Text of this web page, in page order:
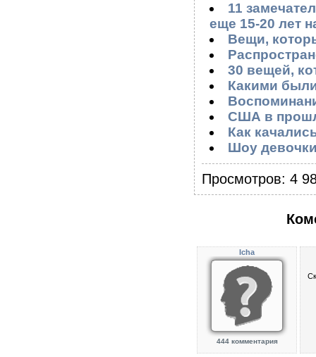
11
еще 15-20 лет
Вещи,
30 вещей,
Какими
США в
Как
Шоу
Просмотров: 4
Icha
444 комментария